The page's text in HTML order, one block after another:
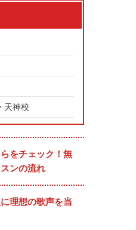
天神校
をチェック！無
ンの流れ
理想の歌声を当